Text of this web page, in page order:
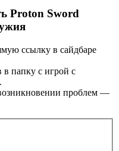
Proton Sword
ссылку в сайдбаре
в папку с игрой с
проблем —